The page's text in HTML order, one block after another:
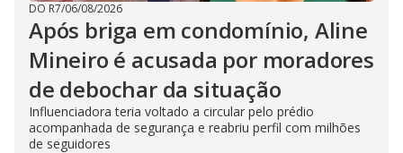
DO R7/06/08/2026
Após briga em condomínio, Aline
Mineiro é acusada por moradores
de debochar da situação
Influenciadora teria voltado a circular pelo prédio
acompanhada de segurança e reabriu perfil com milhões
de seguidores